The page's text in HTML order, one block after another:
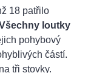
18 patřilo
loutky
pohybový
částí.
tři stovky.